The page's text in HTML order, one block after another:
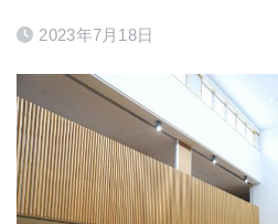
2023年7月18日